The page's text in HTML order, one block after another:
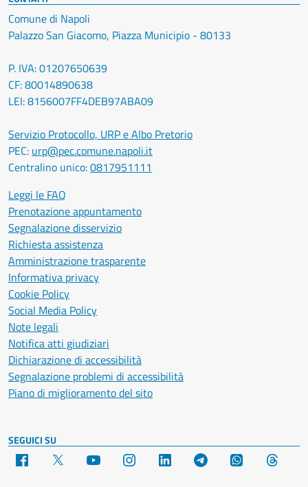
Comune di Napoli
Palazzo San Giacomo, Piazza Municipio - 80133
P. IVA: 01207650639
CF: 80014890638
LEI: 8156007FF4DEB97ABA09
Servizio Protocollo, URP e Albo Pretorio
PEC: urp@pec.comune.napoli.it
Centralino unico:0817951111
Leggi le FAQ
Prenotazione appuntamento
Segnalazione disservizio
Richiesta assistenza
Amministrazione trasparente
Informativa privacy
Cookie Policy
Social Media Policy
Note legali
Notifica atti giudiziari
Dichiarazione di accessibilità
Segnalazione problemi di accessibilità
Piano di miglioramento del sito
SEGUICI SU
Facebook YouTube Instagram LinkedIn Telegram WhatsApp